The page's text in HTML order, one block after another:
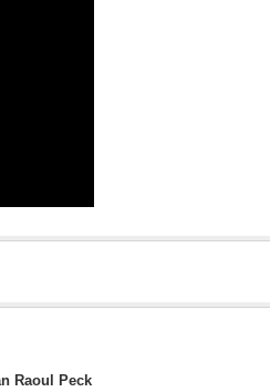
Raoul Peck